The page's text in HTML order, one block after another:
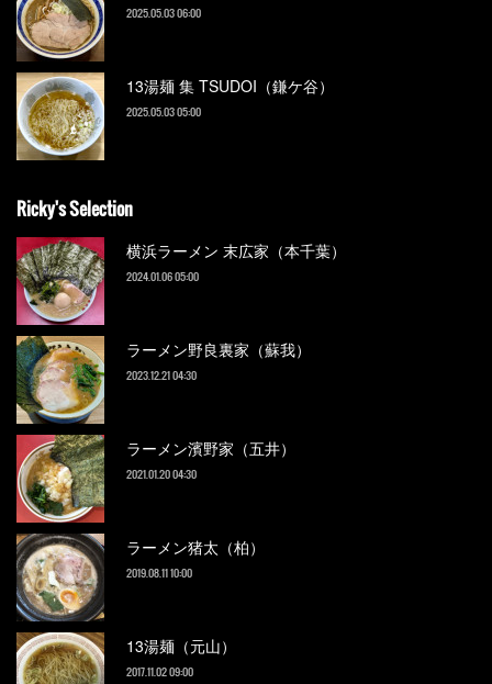
2025.05.03 06:00
13湯麺 集 TSUDOI（鎌ケ谷）
2025.05.03 05:00
Ricky's Selection
横浜ラーメン 末広家（本千葉）
2024.01.06 05:00
ラーメン野良裏家（蘇我）
2023.12.21 04:30
ラーメン濱野家（五井）
2021.01.20 04:30
ラーメン猪太（柏）
2019.08.11 10:00
13湯麺（元山）
2017.11.02 09:00